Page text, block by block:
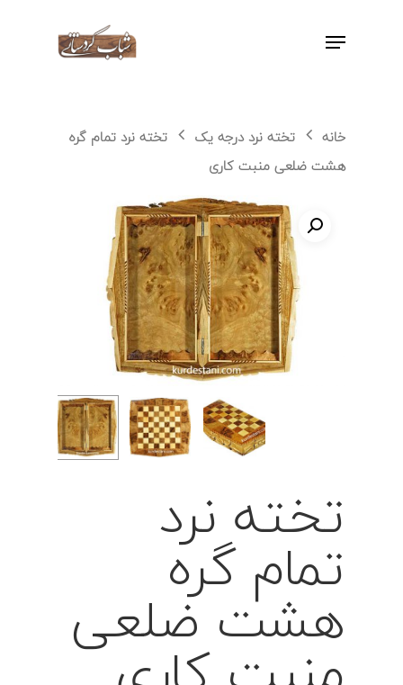
خانه تخته نرد درجه یک
تخته نرد تمام گره
هشت ضلعی منبت کاری
تخته نرد
تمام گره
هشت ضلعی